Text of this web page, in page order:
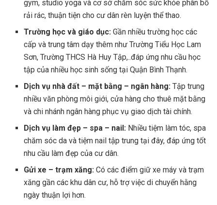
gym, studio yoga và cơ sở chăm sóc sức khỏe phân bố
rải rác, thuận tiện cho cư dân rèn luyện thể thao.
Trường học và giáo dục: Gần nhiều trường học các
cấp và trung tâm dạy thêm như Trường Tiểu Học Lam
Sơn, Trường THCS Hà Huy Tập,..đáp ứng nhu cầu học
tập của nhiều học sinh sống tại Quận Bình Thạnh.
Dịch vụ nhà đất – mặt bằng – ngân hàng: Tập trung
nhiều văn phòng môi giới, cửa hàng cho thuê mặt bằng
và chi nhánh ngân hàng phục vụ giao dịch tài chính.
Dịch vụ làm đẹp – spa – nail: Nhiều tiệm làm tóc, spa
chăm sóc da và tiệm nail tập trung tại đây, đáp ứng tốt
nhu cầu làm đẹp của cư dân.
Gửi xe – trạm xăng:Có các điểm giữ xe máy và trạm
xăng gần các khu dân cư, hỗ trợ việc di chuyển hằng
ngày thuận lợi hơn.